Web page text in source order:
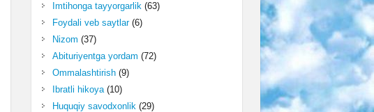
Imtihonga tayyorgarlik(63)
Foydali veb saytlar(6)
Nizom (37)
Abituriyentga yordam (72)
Ommalashtirish(9)
Ibratli hikoya(10)
Huquqiy savodxonlik(29)